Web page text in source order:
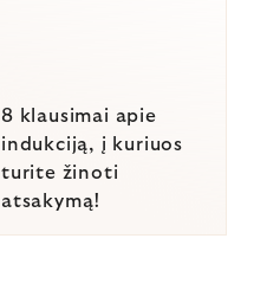
8 klausimai apie
indukciją, į kuriuos
turite žinoti
atsakymą!